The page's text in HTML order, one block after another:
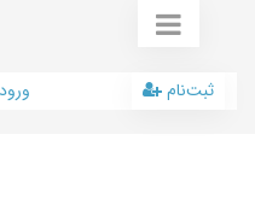
ورود ثبت‌نام